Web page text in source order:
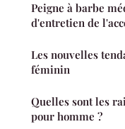
Peigne à barbe
d'entretien de
Les nouvelles
féminin
Quelles sont les
pour homme ?